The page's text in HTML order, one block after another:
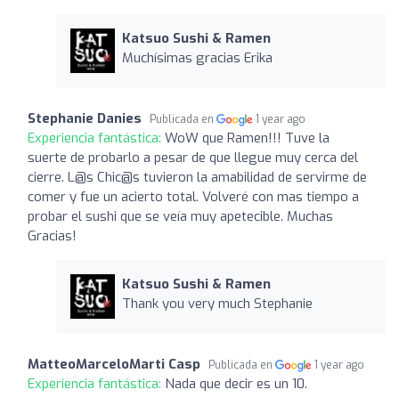
Katsuo Sushi & Ramen
Muchísimas gracias Erika
Stephanie Danies Publicada en 1 year ago
Experiencia fantástica: WoW que Ramen!!! Tuve la
suerte de probarlo a pesar de que llegue muy cerca del
cierre. L@s Chic@s tuvieron la amabilidad de servirme de
comer y fue un acierto total. Volveré con mas tiempo a
probar el sushi que se veía muy apetecible. Muchas
Gracias!
Katsuo Sushi & Ramen
Thank you very much Stephanie
MatteoMarceloMarti Casp Publicada en 1 year ago
Experiencia fantástica: Nada que decir es un 10.